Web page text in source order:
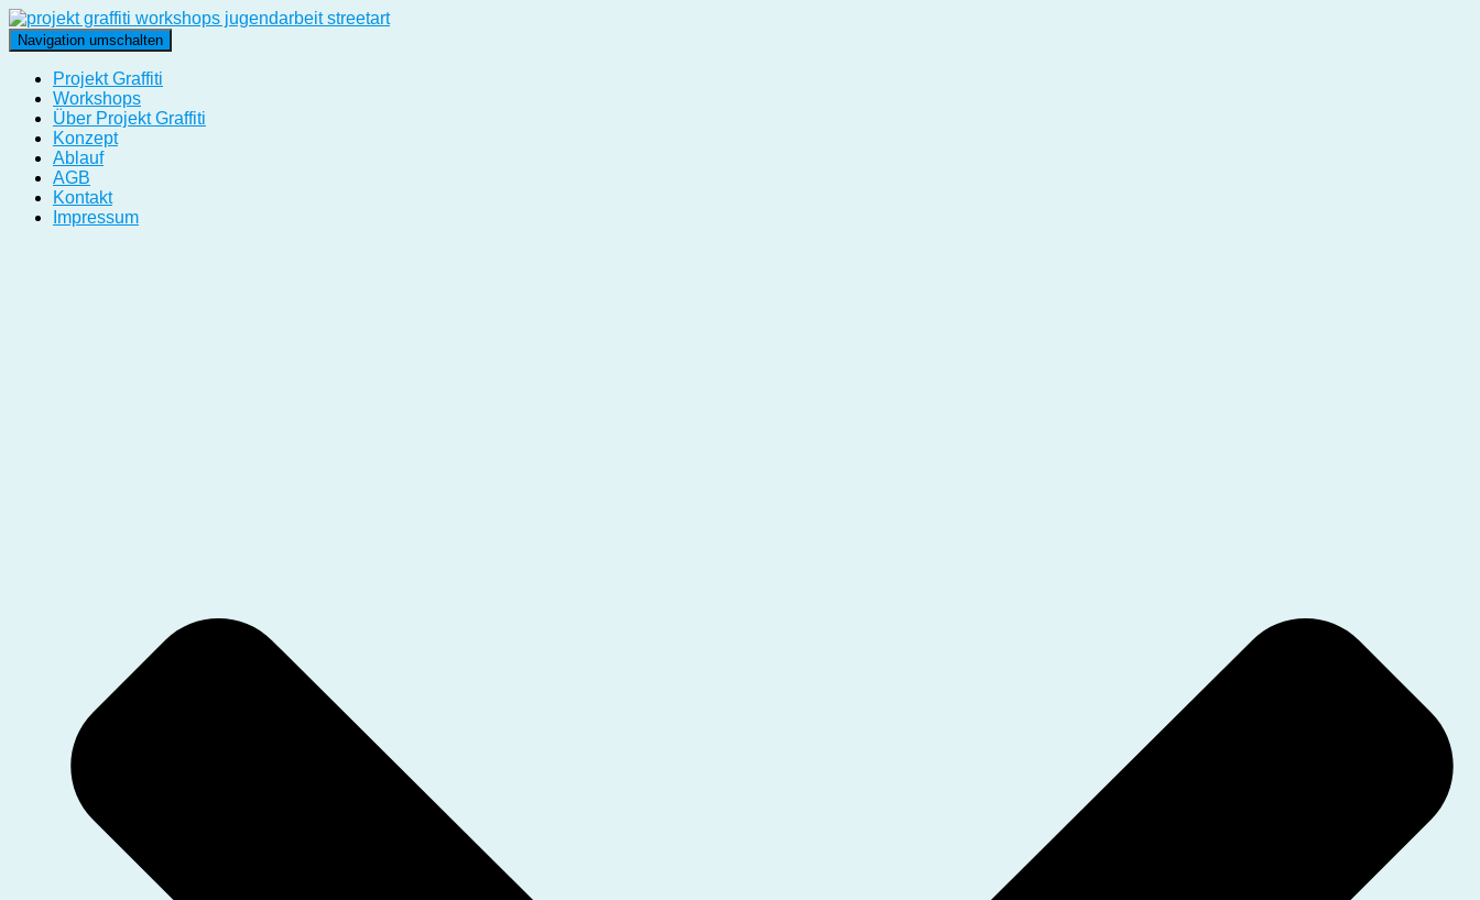
Navigation umschalten
Projekt Graffiti
Workshops
Über Projekt Graffiti
Konzept
Ablauf
AGB
Kontakt
Impressum